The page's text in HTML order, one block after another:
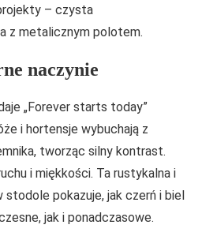
– czysta
z metalicznym polotem.
naczynie
„Forever starts today”
i hortensje wybuchają z
tworząc silny kontrast.
i miękkości. Ta rustykalna i
stodole pokazuje, jak czerń i biel
jak i ponadczasowe.